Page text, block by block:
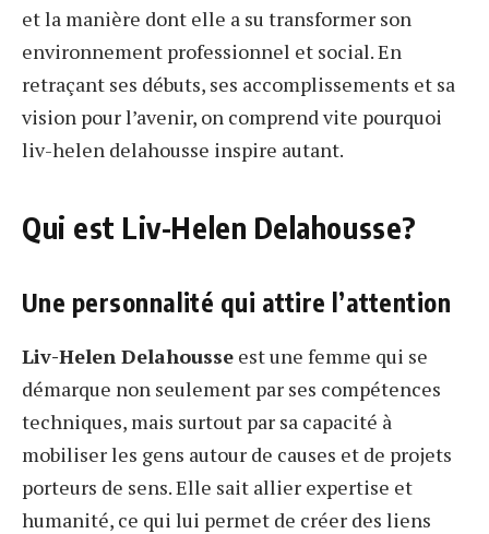
et la manière dont elle a su transformer son
environnement professionnel et social. En
retraçant ses débuts, ses accomplissements et sa
vision pour l’avenir, on comprend vite pourquoi
liv-helen delahousse inspire autant.
Qui est Liv-Helen Delahousse?
Une personnalité qui attire l’attention
Liv-Helen Delahousse est une femme qui se
démarque non seulement par ses compétences
techniques, mais surtout par sa capacité à
mobiliser les gens autour de causes et de projets
porteurs de sens. Elle sait allier expertise et
humanité, ce qui lui permet de créer des liens